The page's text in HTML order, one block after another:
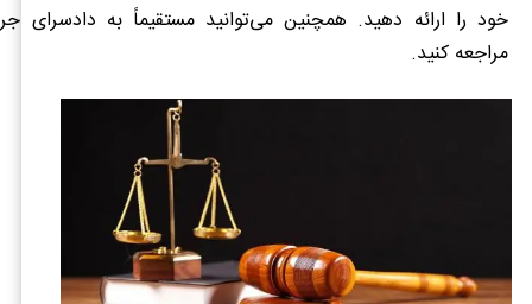
خود را ارائه دهید. همچنین می‌توانید مستقیماً به دادسرای
مراجعه کنید.